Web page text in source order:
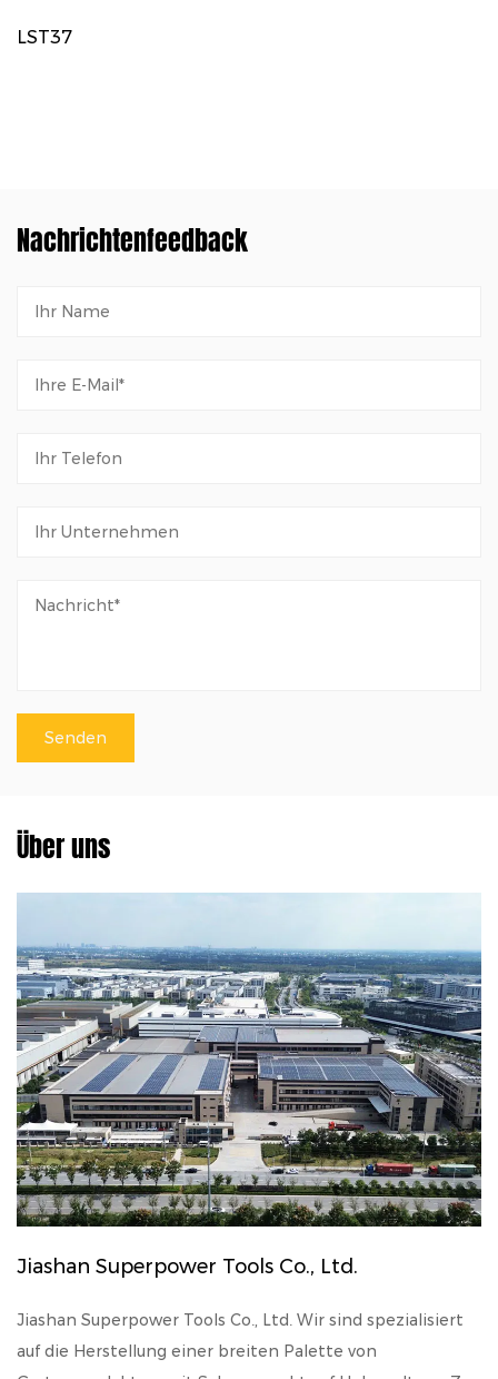
LST37
Nachrichtenfeedback
Über uns
Jiashan Superpower Tools Co., Ltd.
Jiashan Superpower Tools Co., Ltd. Wir sind spezialisiert
auf die Herstellung einer breiten Palette von